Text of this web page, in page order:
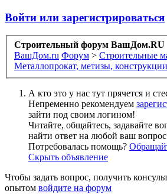
Войти или зарегистрироваться
Строительный форум ВашДом.RU
ВашДом.ru Форум > Строительные
Металлопрокат, метизы,
А кто это у нас тут прячется и
Непременно рекомендуем
зайти под своим логином!
Читайте, общайтесь, задавайте
найти ответ на любой ваш
Потребовалась помощь?
Скрыть объявление
Чтобы задать вопрос, получить
опытом войдите на форум